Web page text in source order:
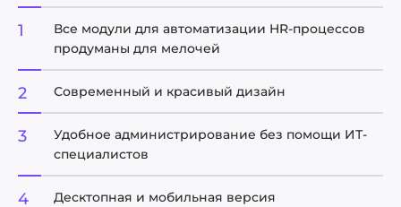
Все модули для автоматизации HR-процессов
продуманы для мелочей
Современный и красивый дизайн
Удобное администрирование без помощи ИТ-
специалистов
Десктопная и мобильная версия